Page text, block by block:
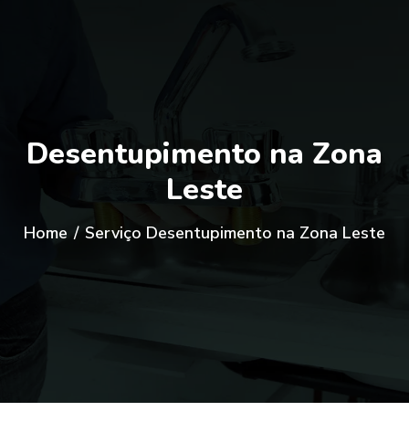
Desentupimento na Zona
Leste
Home / Serviço Desentupimento na Zona Leste